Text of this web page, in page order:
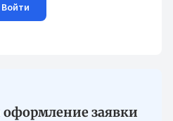
Войти
заявки